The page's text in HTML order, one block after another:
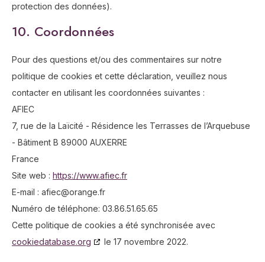
protection des données).
10. Coordonnées
Pour des questions et/ou des commentaires sur notre
politique de cookies et cette déclaration, veuillez nous
contacter en utilisant les coordonnées suivantes :
AFIEC
7, rue de la Laïcité - Résidence les Terrasses de l’Arquebuse
- Bâtiment B 89000 AUXERRE
France
Site web : https://www.afiec.fr
E-mail : rf.egnaro@ceifa
Numéro de téléphone: 03.86.51.65.65
Cette politique de cookies a été synchronisée avec
cookiedatabase.org
le 17 novembre 2022.